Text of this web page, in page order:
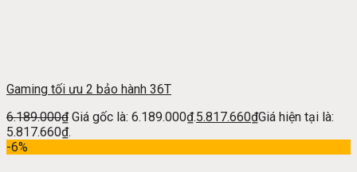
Gaming tối ưu 2 bảo hành 36T
6.189.000₫ Giá gốc là: 6.189.000₫.5.817.660₫Giá hiện tại là:
5.817.660₫.
-6%